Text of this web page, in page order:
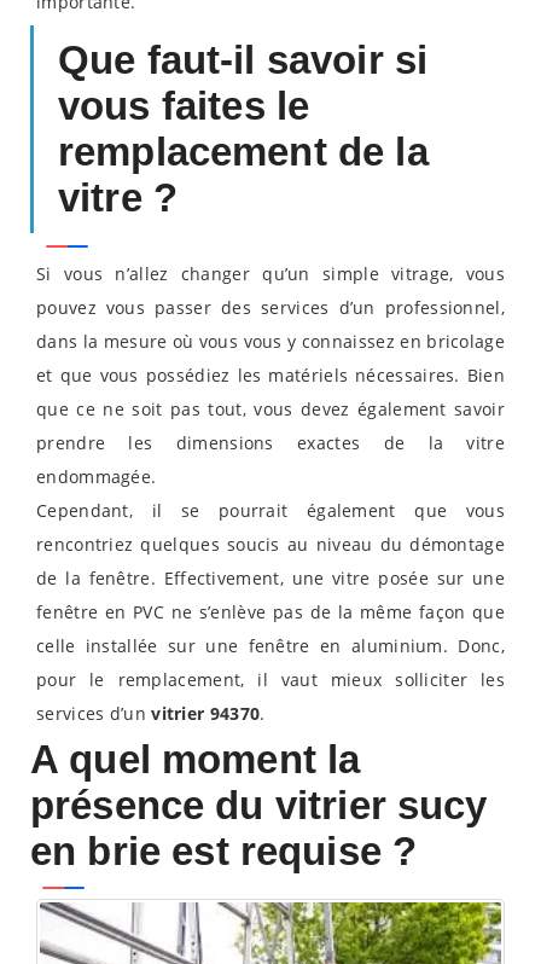
Que faut-il savoir si
vous faites le
remplacement de la
vitre ?
Si vous n’allez changer qu’un simple vitrage, vous
pouvez vous passer des services d’un professionnel,
dans la mesure où vous vous y connaissez en bricolage
et que vous possédiez les matériels nécessaires. Bien
que ce ne soit pas tout, vous devez également savoir
prendre les dimensions exactes de la vitre
endommagée.
Cependant, il se pourrait également que vous
rencontriez quelques soucis au niveau du démontage
de la fenêtre. Effectivement, une vitre posée sur une
fenêtre en PVC ne s’enlève pas de la même façon que
celle installée sur une fenêtre en aluminium. Donc,
pour le remplacement, il vaut mieux solliciter les
services d’unvitrier 94370.
A quel moment la
présence du vitrier sucy
en brie est requise ?